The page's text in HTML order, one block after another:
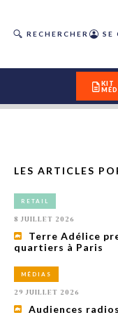
RECHERCHER SE
KIT
LES ARTICLES
RETAIL
8 JUILLET 2026
Terre Adélice
quartiers à Paris
MÉDIAS
29 JUILLET 2026
Audiences